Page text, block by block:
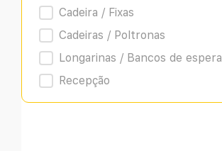
Product Archive
Cadeira / Fixas
Cadeiras / Poltronas
Longarinas / Bancos de espera
Recepção